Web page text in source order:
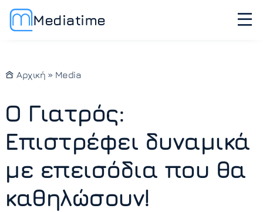
Mediatime
Αρχική » Media
Ο Γιατρός:
Επιστρέφει δυναμικά
με επεισόδια που θα
καθηλώσουν!